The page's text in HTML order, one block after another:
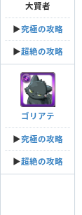
大賢者
▶︎究極の攻略
▶︎超絶の攻略
ゴリアテ
▶︎究極の攻略
▶︎超絶の攻略